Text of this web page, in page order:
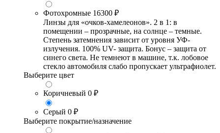
Фотохромные 16300 ₽
Линзы для «очков-хамелеонов». 2 в 1: в
помещении – прозрачные, на солнце – темные.
Степень затемнения зависит от уровня УФ-
излучения. 100% UV- защита. Бонус – защита от
синего света. Не темнеют в машине, т.к. лобовое
стекло автомобиля слабо пропускает ультрафиолет.
Выберите цвет
Коричневый 0 ₽
Серый 0 ₽
Выберите покрытие/назначение